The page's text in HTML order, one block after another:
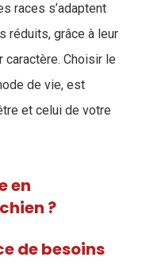
races s’adaptent
réduits, grâce à leur
caractère. Choisir le
de vie, est
et celui de votre
en
?
de besoins